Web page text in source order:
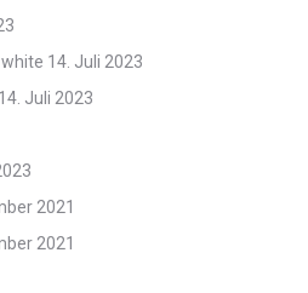
14. Juli 2023
14. Juli 2023
2021
2021